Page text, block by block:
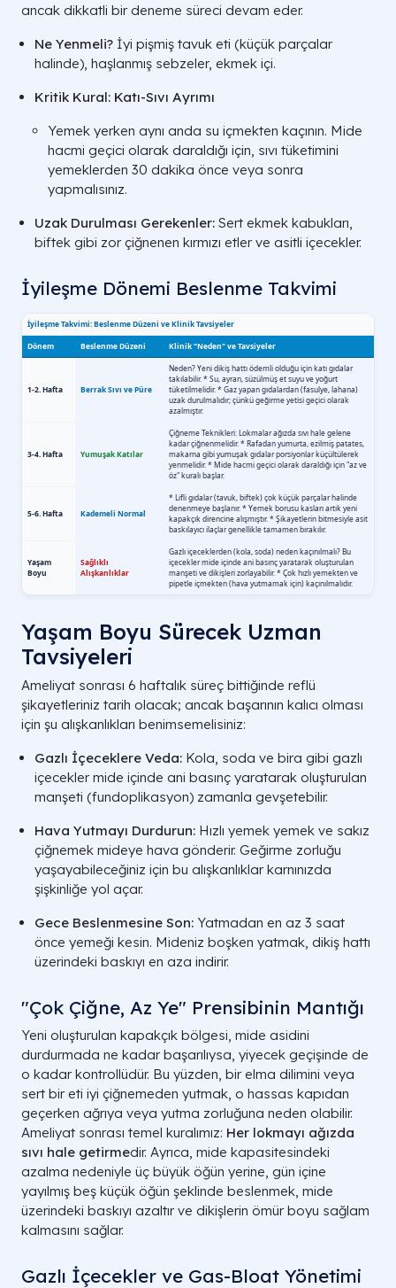
Fundoplikasyon Teknikleri Analizi
Nissen Fundoplikasyonu
Sarma Derecesi
360 derece (Tam Sarma)
Başarı Oranı
Yutma Güçlüğü
Başlangıçta hafif olabilir
Tercih Sebebi Standart vakalar ve mide fıtığı
ancak dikkatli bir deneme süreci devam eder.
Ne Yenmeli? İyi pişmiş tavuk eti (küçük parçalar
halinde), haşlanmış sebzeler, ekmek içi.
Kritik Kural: Katı-Sıvı Ayrımı
Yemek yerken aynı anda su içmekten kaçının. Mide
hacmi geçici olarak daraldığı için, sıvı tüketimini
yemeklerden 30 dakika önce veya sonra
yapmalısınız.
Uzak Durulması Gerekenler: Sert ekmek kabukları,
biftek gibi zor çiğnenen kırmızı etler ve asitli içecekler.
İyileşme Dönemi Beslenme Takvimi
Yaşam Boyu Sürecek Uzman
Tavsiyeleri
Ameliyat sonrası 6 haftalık süreç bittiğinde reflü
şikayetleriniz tarih olacak; ancak başarının kalıcı olması
için şu alışkanlıkları benimsemelisiniz:
Gazlı İçeceklere Veda: Kola, soda ve bira gibi gazlı
içecekler mide içinde ani basınç yaratarak oluşturulan
manşeti (fundoplikasyon) zamanla gevşetebilir.
Hava Yutmayı Durdurun: Hızlı yemek yemek ve sakız
çiğnemek mideye hava gönderir. Geğirme zorluğu
yaşayabileceğiniz için bu alışkanlıklar karnınızda
şişkinliğe yol açar.
Gece Beslenmesine Son: Yatmadan en az 3 saat
önce yemeği kesin. Mideniz boşken yatmak, dikiş hattı
üzerindeki baskıyı en aza indirir.
"Çok Çiğne, Az Ye" Prensibinin Mantığı
Yeni oluşturulan kapakçık bölgesi, mide asidini
durdurmada ne kadar başarılıysa, yiyecek geçişinde de
o kadar kontrollüdür. Bu yüzden, bir elma dilimini veya
sert bir eti iyi çiğnemeden yutmak, o hassas kapıdan
geçerken ağrıya veya yutma zorluğuna neden olabilir.
Ameliyat sonrası temel kuralımız: Her lokmayı ağızda
sıvı hale getirmedir. Ayrıca, mide kapasitesindeki
azalma nedeniyle üç büyük öğün yerine, gün içine
yayılmış beş küçük öğün şeklinde beslenmek, mide
üzerindeki baskıyı azaltır ve dikişlerin ömür boyu sağlam
kalmasını sağlar.
Gazlı İçecekler ve Gas-Bloat Yönetimi